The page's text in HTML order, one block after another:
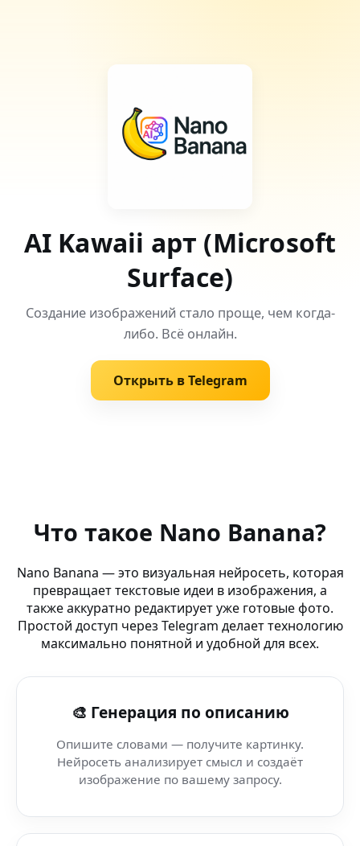
AI Kawaii арт (Microsoft
Surface)
Создание изображений стало проще, чем когда-
либо. Всё онлайн.
Открыть в Telegram
AI abstract (VR-устройство) — создавай фото и арты
AI Улучшение Арта — Nano Banana — платформа
Nano Banana Image Bot (ноутбук) — создавай визуалы
AI Halloween art — FaceApp — инновационный AI-бот
AI Генератор Фонов (умный дом) — создавай
Что такое Nano Banana?
Nano Banana — это визуальная нейросеть, которая
превращает текстовые идеи в изображения, а
также аккуратно редактирует уже готовые фото.
Простой доступ через Telegram делает технологию
максимально понятной и удобной для всех.
🎨 Генерация по описанию
Опишите словами — получите картинку.
Нейросеть анализирует смысл и создаёт
изображение по вашему запросу.